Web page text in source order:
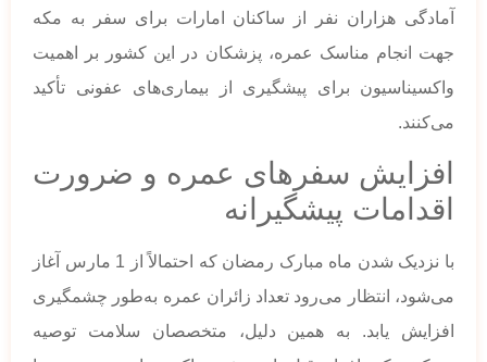
آمادگی هزاران نفر از ساکنان امارات برای سفر به مکه
جهت انجام مناسک عمره، پزشکان در این کشور بر اهمیت
واکسیناسیون برای پیشگیری از بیماری‌های عفونی تأکید
می‌کنند.
افزایش سفرهای عمره و ضرورت
اقدامات پیشگیرانه
با نزدیک شدن ماه مبارک رمضان که احتمالاً از 1 مارس آغاز
می‌شود، انتظار می‌رود تعداد زائران عمره به‌طور چشمگیری
افزایش یابد. به همین دلیل، متخصصان سلامت توصیه